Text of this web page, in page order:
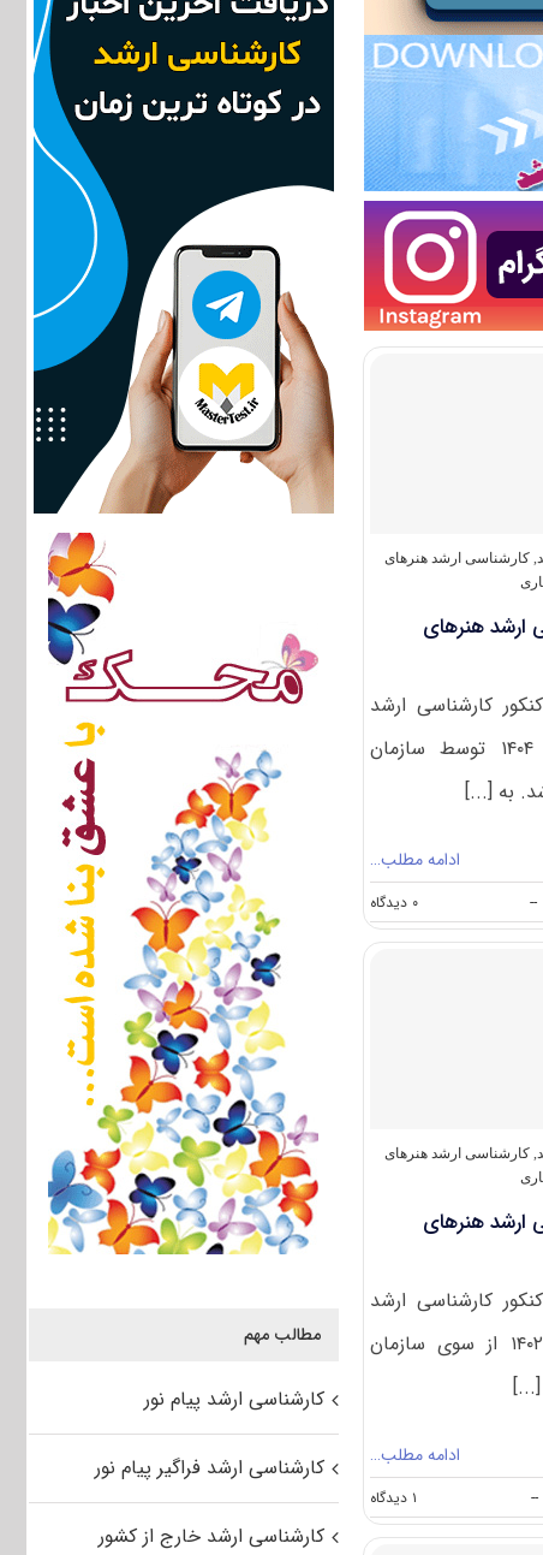
,کارشناسی ارشد هنرهای
ارشد هنرهای
کارشناسی ارشد
هنرهای ساخت و معماری ۱۴۰۴ توسط سازمان
به [...]
ادامه مطلب…
-- ۰ دیدگاه
on
سوالات
و
,کارشناسی ارشد هنرهای
ارشد هنرهای
کارشناسی ارشد
هنرهای ساخت و معماری ۱۴۰۲ از سوی سازمان
ادامه مطلب…
-- ۱ دیدگاه
on
سوالات
و
مطالب مهم
کارشناسی ارشد پیام نور
کارشناسی ارشد فراگیر پیام نور
کارشناسی ارشد خارج از کشور